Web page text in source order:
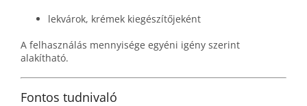
lekvárok, krémek kiegészítőjeként
A felhasználás mennyisége egyéni igény szerint
alakítható.
Fontos tudnivaló